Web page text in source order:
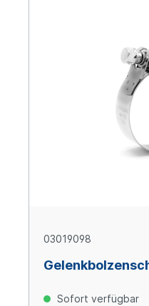
03019098
Sofort verfügbar